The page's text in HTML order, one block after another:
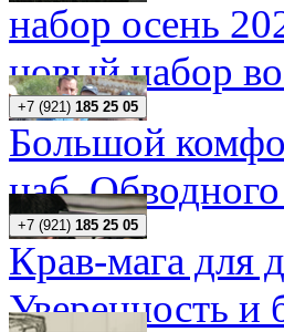
набор осень
новый набор во
+7 (921) 185 25 05
Большой
наб. Обводного
+7 (921) 185 25 05
Крав-мага для
Уверенность и